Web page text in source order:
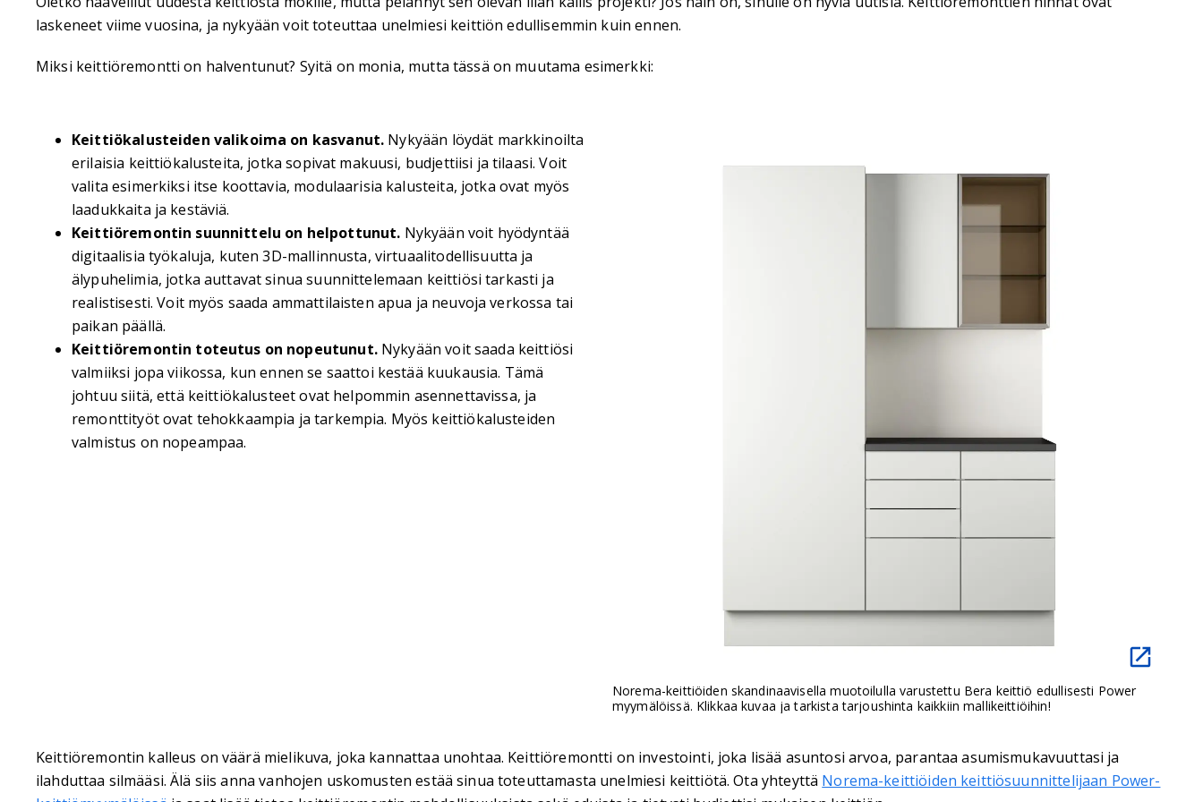
laskeneet viime vuosina, ja nykyään voit toteuttaa unelmiesi keittiön edullisemmin kuin ennen.
Miksi keittiöremontti on halventunut? Syitä on monia, mutta tässä on muutama esimerkki:
Keittiökalusteiden valikoima on kasvanut. Nykyään löydät markkinoilta
erilaisia keittiökalusteita, jotka sopivat makuusi, budjettiisi ja tilaasi. Voit
valita esimerkiksi itse koottavia, modulaarisia kalusteita, jotka ovat myös
laadukkaita ja kestäviä.
Keittiöremontin suunnittelu on helpottunut. Nykyään voit hyödyntää
digitaalisia työkaluja, kuten 3D-mallinnusta, virtuaalitodellisuutta ja
älypuhelimia, jotka auttavat sinua suunnittelemaan keittiösi tarkasti ja
realistisesti. Voit myös saada ammattilaisten apua ja neuvoja verkossa tai
paikan päällä.
Keittiöremontin toteutus on nopeutunut.Nykyään voit saada keittiösi
valmiiksi jopa viikossa, kun ennen se saattoi kestää kuukausia. Tämä
johtuu siitä, että keittiökalusteet ovat helpommin asennettavissa, ja
remonttityöt ovat tehokkaampia ja tarkempia. Myös keittiökalusteiden
valmistus on nopeampaa.
Norema-keittiöiden skandinaavisella muotoilulla varustettu Bera keittiö edullisesti Power
myymälöissä. Klikkaa kuvaa ja tarkista tarjoushinta kaikkiin mallikeittiöihin!
Keittiöremontin kalleus on väärä mielikuva, joka kannattaa unohtaa. Keittiöremontti on investointi, joka lisää asuntosi arvoa, parantaa asumismukavuuttasi ja
ilahduttaa silmääsi. Älä siis anna vanhojen uskomusten estää sinua toteuttamasta unelmiesi keittiötä. Ota yhteyttä Norema-keittiöiden keittiösuunnittelijaan Power-